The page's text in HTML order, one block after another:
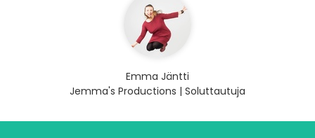
Emma Jäntti
Jemma's Productions | Soluttautuja